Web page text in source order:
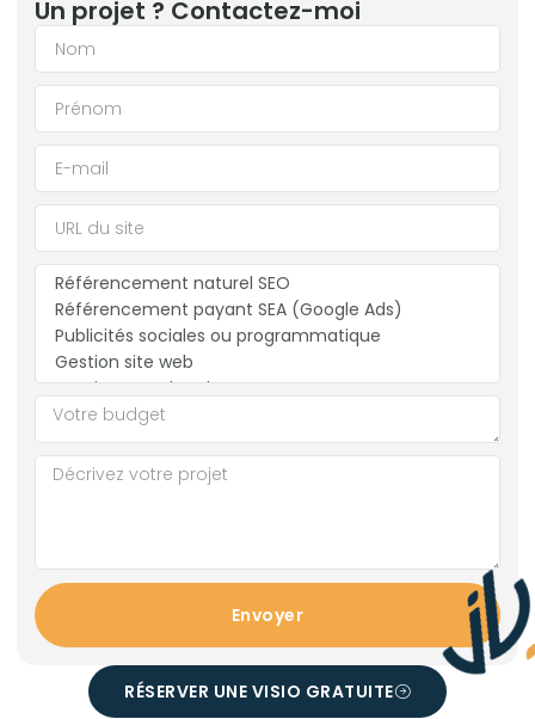
Un projet ? Contactez-moi
Envoyer
RÉSERVER UNE VISIO GRATUITE